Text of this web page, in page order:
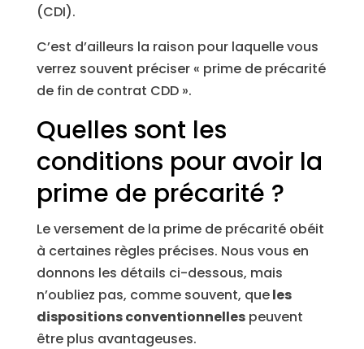
(CDI).
C’est d’ailleurs la raison pour laquelle vous
verrez souvent préciser « prime de précarité
de fin de contrat CDD ».
Quelles sont les
conditions pour avoir la
prime de précarité ?
Le versement de la prime de précarité obéit
à certaines règles précises. Nous vous en
donnons les détails ci-dessous, mais
n’oubliez pas, comme souvent, queles
dispositions conventionnellespeuvent
être plus avantageuses.